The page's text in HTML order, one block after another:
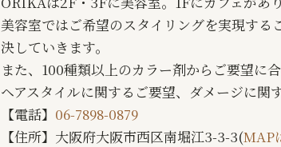
美容室ではご希望のスタイリングを実現す
決していきます。
また、100種類以上のカラー剤からご要望に
ヘアスタイルに関するご要望、ダメージに関
【電話】 06-7898-0879
【住所】大阪府大阪市西区南堀江3-3-3(MAP